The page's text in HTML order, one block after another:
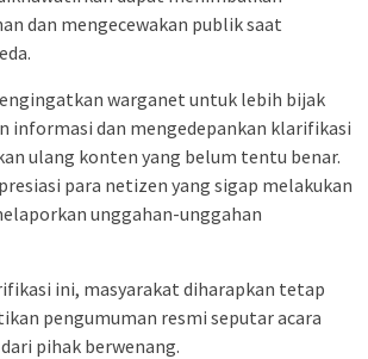
dan mengecewakan publik saat
warganet untuk lebih bijak
informasi dan mengedepankan klarifikasi
ulang konten yang belum tentu benar.
para netizen yang sigap melakukan
unggahan-unggahan
ini, masyarakat diharapkan tetap
pengumuman resmi seputar acara
pihak berwenang.